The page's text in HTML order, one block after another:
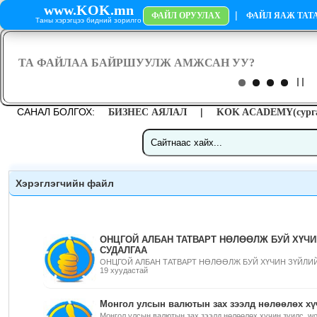
www.KOK.mn
Таны хэрэгцээ бидний зорилго ФАЙЛ ОРУУЛАХ | ФАЙЛ ЯАЖ
САНАЛ БОЛГОХ: БИЗНЕС АЯЛАЛ | KOK
Хэрэглэгчийн файл
ОНЦГОЙ АЛБАН ТАТВАРТ НӨЛӨӨЛЖ БУЙ
СУДАЛГАА
ОНЦГОЙ АЛБАН ТАТВАРТ НӨЛӨӨЛЖ БУЙ ХҮЧИН
19 хуудастай
Монгол улсын валютын зах зээлд нөлөөлөх